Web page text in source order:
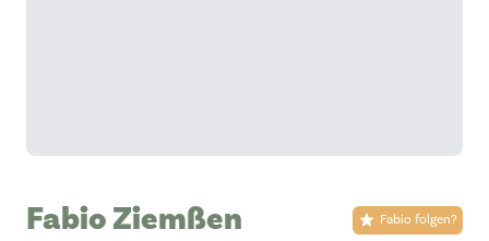
Fabio Ziemßen Fabio folgen?